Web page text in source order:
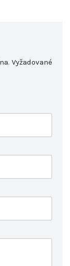
Vyžadované